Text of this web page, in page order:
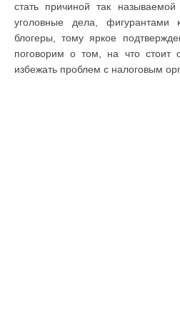
стать причиной так
уголовные дела, фигурантами
блогеры, тому яркое
поговорим о том, на что стоит
избежать проблем с налоговым